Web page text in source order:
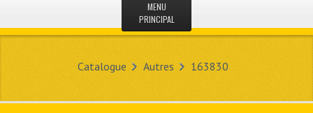
MENU
PRINCIPAL
MON COPTE
Catalogue Autres 163830